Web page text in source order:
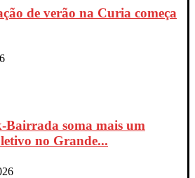
de verão na Curia começa
Bairrada soma mais um
no Grande...